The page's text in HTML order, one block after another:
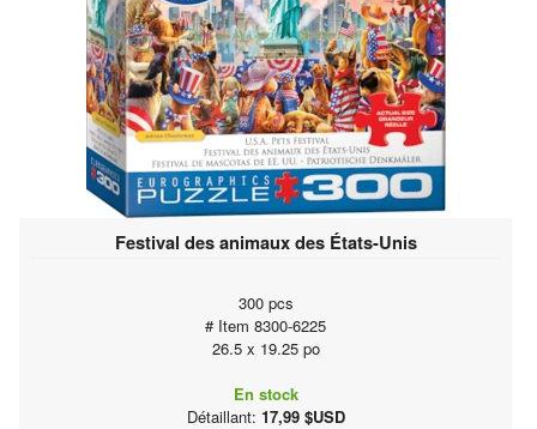
Festival des animaux des États-Unis
300 pcs
# Item 8300-6225
26.5 x 19.25 po
En stock
Détaillant: 17,99 $USD